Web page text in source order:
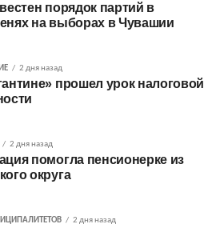
порядок партий в
на выборах в Чувашии
2 дня назад
прошел урок налоговой
2 дня назад
помогла пенсионерке из
округа
2 дня назад